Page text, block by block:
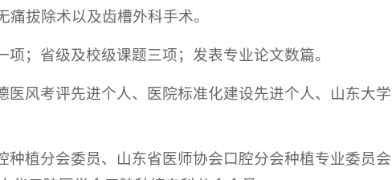
拔除术以及齿槽外科手术。
；省级及校级课题三项；发表专业论文数篇。
医风考评先进个人、医院标准化建设先进个人、山东大
种植分会委员、山东省医师协会口腔分会种植专业委员